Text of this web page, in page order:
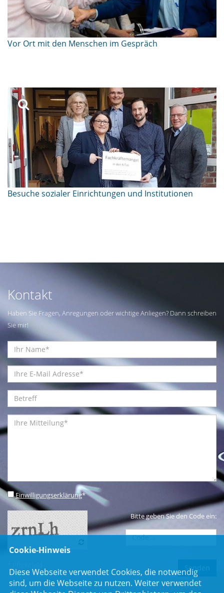
Vor Ort mit den Menschen im Gespräch
Besuche sozialer Einrichtungen und Institutionen
Kontakt
Haben Sie Fragen, Anregungen oder wichtige Anliegen? Dann schreiben
Sie mir!
Einwilligungserklärung*
Bitte geben Sie den Code ein:
Cookie-Hinweis
Diese Webseite verwendet Cookies, die notwendig
sind, um die Webseite zu nutzen. Weiter verwendet